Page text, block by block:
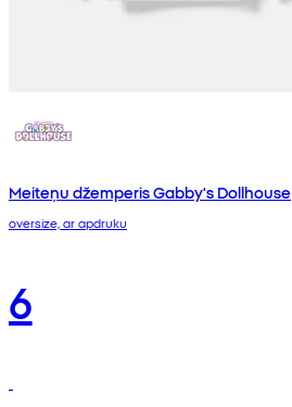
Meiteņu džemperis Gabby's Dollhouse
oversize, ar apdruku
6